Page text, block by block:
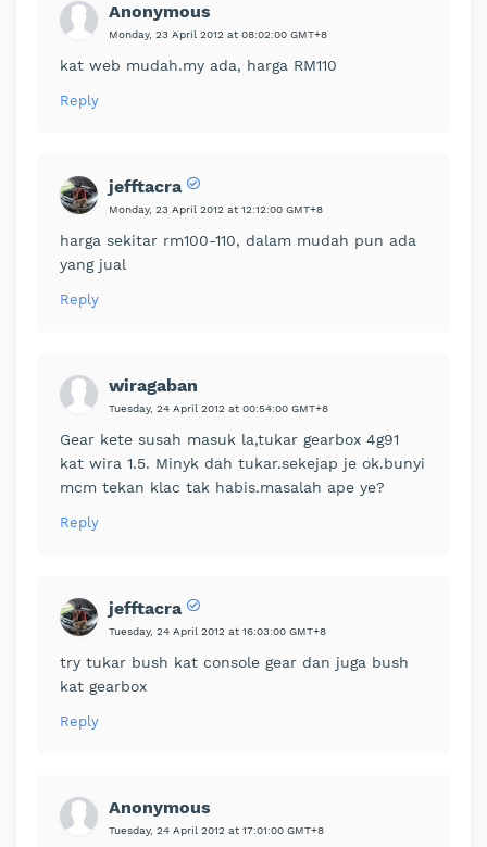
Anonymous
Monday, 23 April 2012 at 08:02:00 GMT+8
kat web mudah.my ada, harga RM110
Reply
jefftacra
Monday, 23 April 2012 at 12:12:00 GMT+8
harga sekitar rm100-110, dalam mudah pun ada
yang jual
Reply
wiragaban
Tuesday, 24 April 2012 at 00:54:00 GMT+8
Gear kete susah masuk la,tukar gearbox 4g91
kat wira 1.5. Minyk dah tukar.sekejap je ok.bunyi
mcm tekan klac tak habis.masalah ape ye?
Reply
jefftacra
Tuesday, 24 April 2012 at 16:03:00 GMT+8
try tukar bush kat console gear dan juga bush
kat gearbox
Reply
Anonymous
Tuesday, 24 April 2012 at 17:01:00 GMT+8